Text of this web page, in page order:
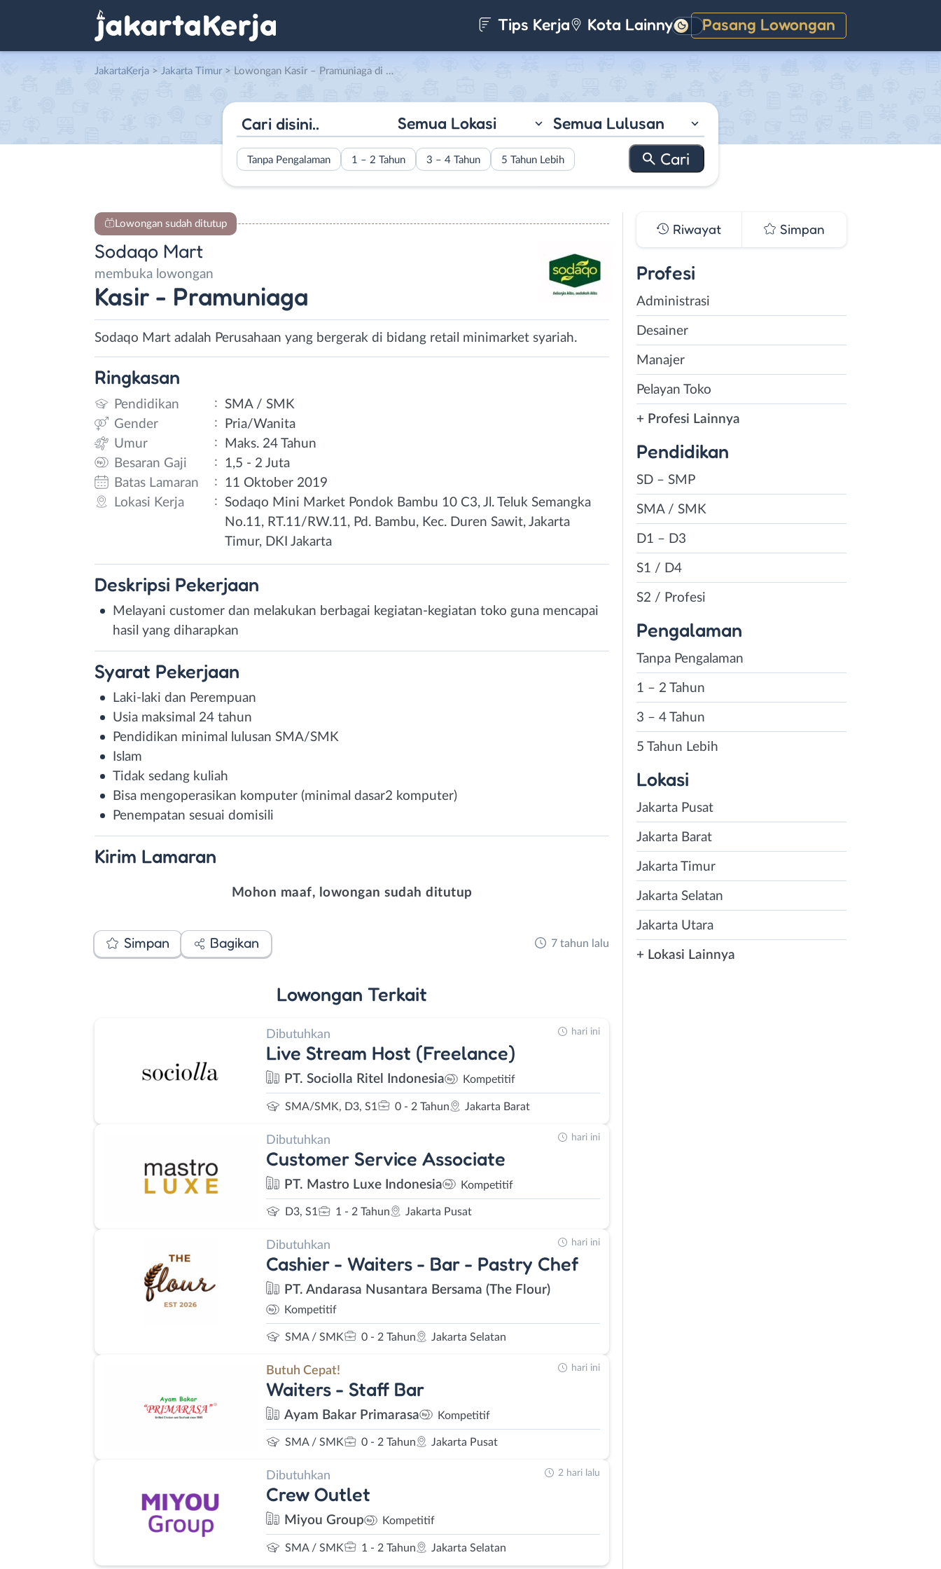
Tips Kerja Kota Lainnya Pasang Lowongan
Gelap
JakartaKerja > Jakarta Timur > Lowongan Kasir – Pramuniaga di Sodaqo Mart
Semua Lokasi Semua Lulusan
Tanpa Pengalaman 1 – 2 Tahun 3 – 4 Tahun 5 Tahun Lebih
Lowongan sudah ditutup
Sodaqo Mart
membuka lowongan
Kasir - Pramuniaga
Sodaqo Mart adalah Perusahaan yang bergerak di bidang retail minimarket syariah.
Ringkasan
Pendidikan : SMA / SMK
Gender
:
Pria/Wanita
Umur
:
Maks. 24 Tahun
Besaran Gaji
:
1,5 - 2 Juta
Batas Lamaran
:
11 Oktober 2019
Lokasi Kerja
: Sodaqo Mini Market Pondok Bambu 10 C3, Jl. Teluk Semangka
No.11, RT.11/RW.11, Pd. Bambu, Kec. Duren Sawit, Jakarta
Timur, DKI Jakarta
Deskripsi Pekerjaan
Melayani customer dan melakukan berbagai kegiatan-kegiatan toko guna mencapai
hasil yang diharapkan
Syarat Pekerjaan
Laki-laki dan Perempuan
Usia maksimal 24 tahun
Pendidikan minimal lulusan SMA/SMK
Islam
Tidak sedang kuliah
Bisa mengoperasikan komputer (minimal dasar2 komputer)
Penempatan sesuai domisili
Kirim Lamaran
Mohon maaf, lowongan sudah ditutup
Simpan Bagikan 7 tahun lalu
Lowongan Terkait
Dibutuhkan
Live Stream Host (Freelance)
PT. Sociolla Ritel Indonesia Kompetitif
SMA/SMK, D3, S1 0 - 2 Tahun Jakarta Barat
hari ini
Dibutuhkan
Customer Service Associate
PT. Mastro Luxe Indonesia Kompetitif
D3, S1 1 - 2 Tahun Jakarta Pusat
hari ini
Dibutuhkan
Cashier - Waiters - Bar - Pastry Chef
PT. Andarasa Nusantara Bersama (The Flour)
Kompetitif
SMA / SMK 0 - 2 Tahun Jakarta Selatan
hari ini
Butuh Cepat!
Waiters - Staff Bar
Ayam Bakar Primarasa Kompetitif
SMA / SMK 0 - 2 Tahun Jakarta Pusat
hari ini
Dibutuhkan
Crew Outlet
Miyou Group Kompetitif
SMA / SMK 1 - 2 Tahun Jakarta Selatan
2 hari lalu
Riwayat Simpan
Profesi
Administrasi
Desainer
Manajer
Pelayan Toko
+ Profesi Lainnya
Pendidikan
SD – SMP
SMA / SMK
D1 – D3
S1 / D4
S2 / Profesi
Pengalaman
Tanpa Pengalaman
1 – 2 Tahun
3 – 4 Tahun
5 Tahun Lebih
Lokasi
Jakarta Pusat
Jakarta Barat
Jakarta Timur
Jakarta Selatan
Jakarta Utara
+ Lokasi Lainnya